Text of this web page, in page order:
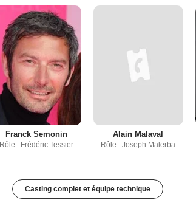
Franck Semonin
Rôle : Frédéric Tessier
Alain Malaval
Rôle : Joseph Malerba
Casting complet et équipe technique